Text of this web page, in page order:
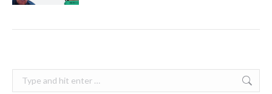
Search: